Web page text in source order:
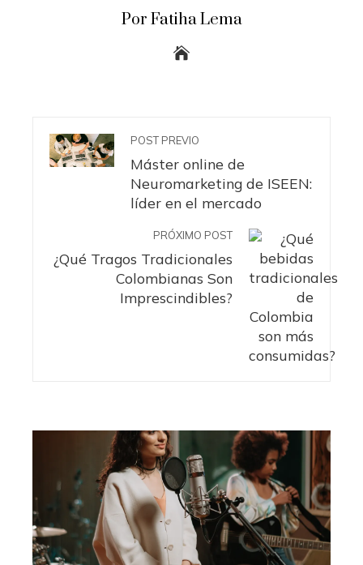
Por Fatiha Lema
POST PREVIO
Máster online de
Neuromarketing de ISEEN:
líder en el mercado
PRÓXIMO POST
¿Qué Tragos Tradicionales
Colombianas Son
Imprescindibles?